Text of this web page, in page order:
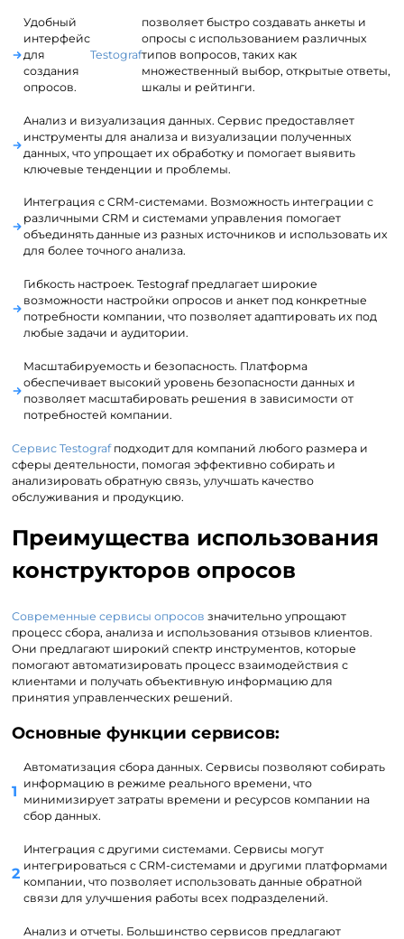
Удобный
интерфейс
для
создания
опросов.
Testograf
позволяет быстро создавать анкеты и
опросы с использованием различных
типов вопросов, таких как
множественный выбор, открытые ответы,
шкалы и рейтинги.
Анализ и визуализация данных. Сервис предоставляет
инструменты для анализа и визуализации полученных
данных, что упрощает их обработку и помогает выявить
ключевые тенденции и проблемы.
Интеграция с CRM-системами. Возможность интеграции с
различными CRM и системами управления помогает
объединять данные из разных источников и использовать их
для более точного анализа.
Гибкость настроек. Testograf предлагает широкие
возможности настройки опросов и анкет под конкретные
потребности компании, что позволяет адаптировать их под
любые задачи и аудитории.
Масштабируемость и безопасность. Платформа
обеспечивает высокий уровень безопасности данных и
позволяет масштабировать решения в зависимости от
потребностей компании.
Сервис Testograf подходит для компаний любого размера и
сферы деятельности, помогая эффективно собирать и
анализировать обратную связь, улучшать качество
обслуживания и продукцию.
Преимущества использования
конструкторов опросов
Современные сервисы опросов значительно упрощают
процесс сбора, анализа и использования отзывов клиентов.
Они предлагают широкий спектр инструментов, которые
помогают автоматизировать процесс взаимодействия с
клиентами и получать объективную информацию для
принятия управленческих решений.
Основные функции сервисов:
Автоматизация сбора данных. Сервисы позволяют собирать
информацию в режиме реального времени, что
минимизирует затраты времени и ресурсов компании на
сбор данных.
Интеграция с другими системами. Сервисы могут
интегрироваться с CRM-системами и другими платформами
компании, что позволяет использовать данные обратной
связи для улучшения работы всех подразделений.
Анализ и отчеты. Большинство сервисов предлагают